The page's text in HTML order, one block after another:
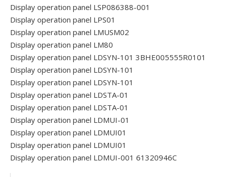
Display operation panel LSP086388-001
Display operation panel LPS01
Display operation panel LMUSM02
Display operation panel LM80
Display operation panel LDSYN-101 3BHE005555R0101
Display operation panel LDSYN-101
Display operation panel LDSYN-101
Display operation panel LDSTA-01
Display operation panel LDSTA-01
Display operation panel LDMUI-01
Display operation panel LDMUI01
Display operation panel LDMUI01
Display operation panel LDMUI-001 61320946C